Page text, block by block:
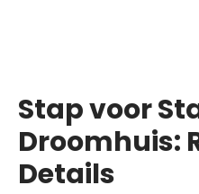
Stap voor
Droomhuis:
Details